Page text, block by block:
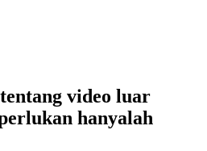
video luar
hanyalah